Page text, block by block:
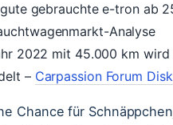
gebrauchte e-tron ab
Analyse
2022 mit 45.000 km
– Carpassion Forum
Chance für